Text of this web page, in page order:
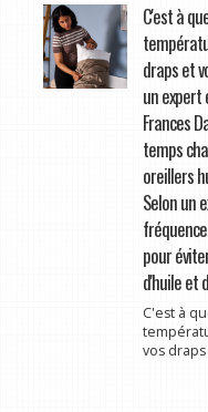
C'est à
draps et
un expert
Frances
temps
oreillers
Selon un
pour
d'huile et
C'est à
vos draps